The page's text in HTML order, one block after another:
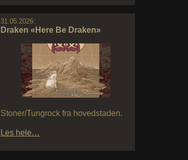
31.05.2026:
Draken «Here Be Draken»
Stoner/Tungrock fra hovedstaden.
Les hele…